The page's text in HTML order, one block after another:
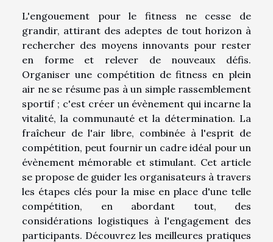
L'engouement pour le fitness ne cesse de
grandir, attirant des adeptes de tout horizon à
rechercher des moyens innovants pour rester
en forme et relever de nouveaux défis.
Organiser une compétition de fitness en plein
air ne se résume pas à un simple rassemblement
sportif ; c'est créer un évènement qui incarne la
vitalité, la communauté et la détermination. La
fraîcheur de l'air libre, combinée à l'esprit de
compétition, peut fournir un cadre idéal pour un
évènement mémorable et stimulant. Cet article
se propose de guider les organisateurs à travers
les étapes clés pour la mise en place d'une telle
compétition, en abordant tout, des
considérations logistiques à l'engagement des
participants. Découvrez les meilleures pratiques